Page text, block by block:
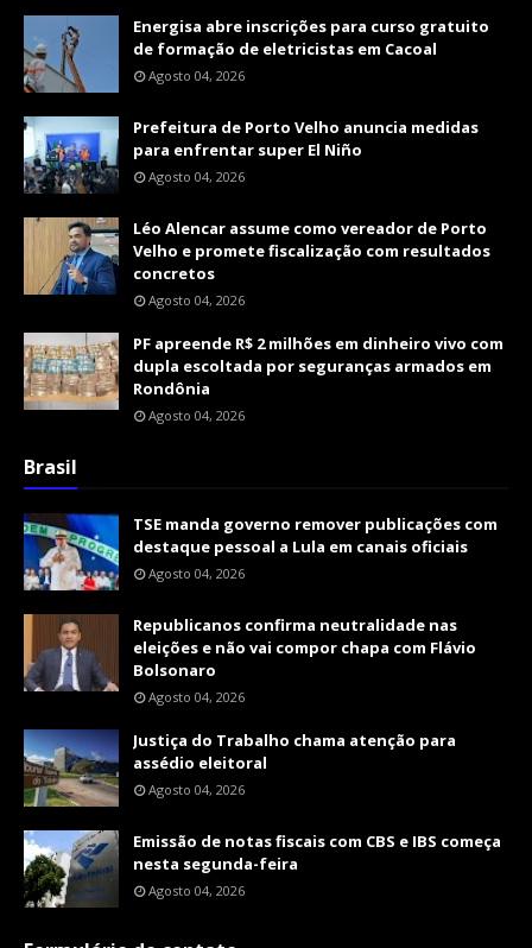
Energisa abre inscrições para curso gratuito
de formação de eletricistas em Cacoal
Agosto 04, 2026
Prefeitura de Porto Velho anuncia medidas
para enfrentar super El Niño
Agosto 04, 2026
Léo Alencar assume como vereador de Porto
Velho e promete fiscalização com resultados
concretos
Agosto 04, 2026
PF apreende R$ 2 milhões em dinheiro vivo com
dupla escoltada por seguranças armados em
Rondônia
Agosto 04, 2026
Brasil
TSE manda governo remover publicações com
destaque pessoal a Lula em canais oficiais
Agosto 04, 2026
Republicanos confirma neutralidade nas
eleições e não vai compor chapa com Flávio
Bolsonaro
Agosto 04, 2026
Justiça do Trabalho chama atenção para
assédio eleitoral
Agosto 04, 2026
Emissão de notas fiscais com CBS e IBS começa
nesta segunda-feira
Agosto 04, 2026